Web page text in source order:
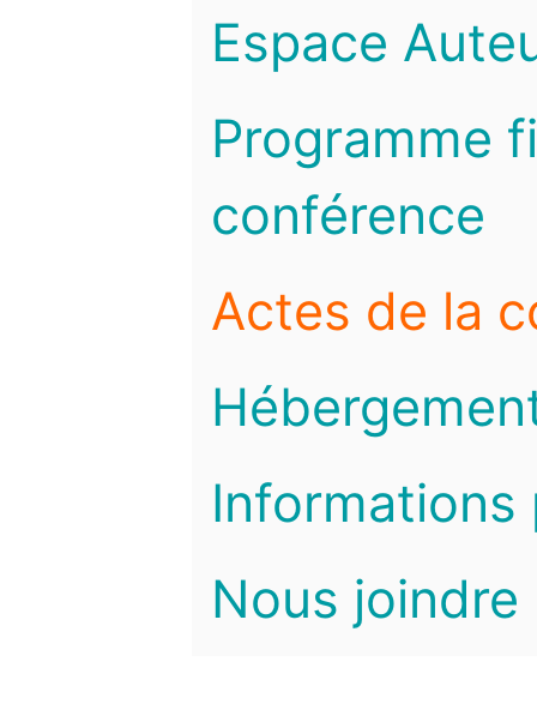
Espace
Programme
conférence
Actes de la
Informations
Nous joindre